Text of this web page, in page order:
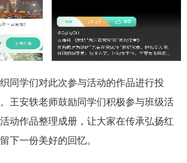
同学们对此次参与活动的作品进行投
王安轶老师鼓励同学们积极参与班级活
动作品整理成册，让大家在传承弘扬红
下一份美好的回忆。